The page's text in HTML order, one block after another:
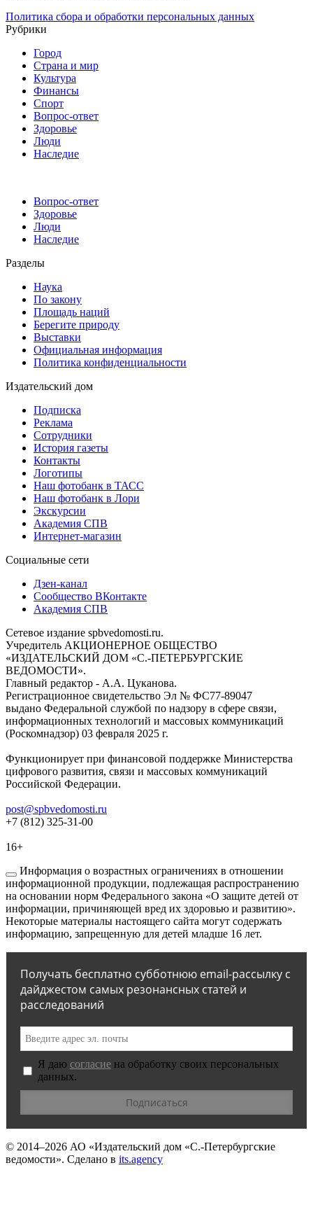
Политика сбора и обработки персональных данных
Рубрики
Город
Страна и мир
Культура
Финансы
Спорт
Вопрос-ответ
Здоровье
Люди
Наследие
Вопрос-ответ
Здоровье
Люди
Наследие
Разделы
Наука
По закону
Площадь наций
Берегите природу
Выставки
Официальная информация
Политика конфиденциальности
Издательский дом
Подписка
Реклама
Сотрудники
История газеты
Контакты
Логотипы
Наш фотобанк в ТАСС
Наш фотобанк в Лори
Экскурсии
Академия СПВ
Интернет-магазин
Социальные сети
Дзен-канал
Сообщество ВКонтакте
Академия СПВ
Сетевое издание spbvedomosti.ru.
Учредитель АКЦИОНЕРНОЕ ОБЩЕСТВО
«ИЗДАТЕЛЬСКИЙ ДОМ «С.-ПЕТЕРБУРГСКИЕ
ВЕДОМОСТИ».
Главный редактор - А.А. Цуканова.
Регистрационное свидетельство Эл № ФС77-89047
выдано Федеральной службой по надзору в сфере связи,
информационных технологий и массовых коммуникаций
(Роскомнадзор) 03 февраля 2025 г.
Функционирует при финансовой поддержке Министерства
цифрового развития, связи и массовых коммуникаций
Российской Федерации.
post@spbvedomosti.ru
+7 (812) 325-31-00
16+
Информация о возрастных ограничениях в отношении
информационной продукции, подлежащая распространению
на основании норм Федерального закона «О защите детей от
информации, причиняющей вред их здоровью и развитию».
Некоторые материалы настоящего сайта могут содержать
информацию, запрещенную для детей младше 16 лет.
Получать бесплатно субботнюю email-рассылку с
дайджестом самых резонансных статей и
расследований
Я даю согласие на обработку своих персональных
данных.
© 2014–2026 АО «Издательский дом «С.-Петербургские
ведомости». Сделано в its.agency